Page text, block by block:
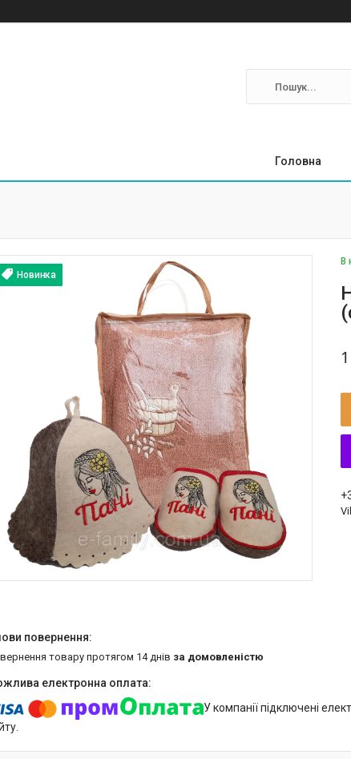
Головна
Новинка
В
товару протягом 14 днів за домовленістю
У компанії підключені